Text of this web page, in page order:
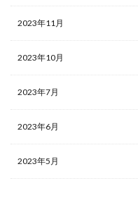
2023年11月
2023年10月
2023年7月
2023年6月
2023年5月